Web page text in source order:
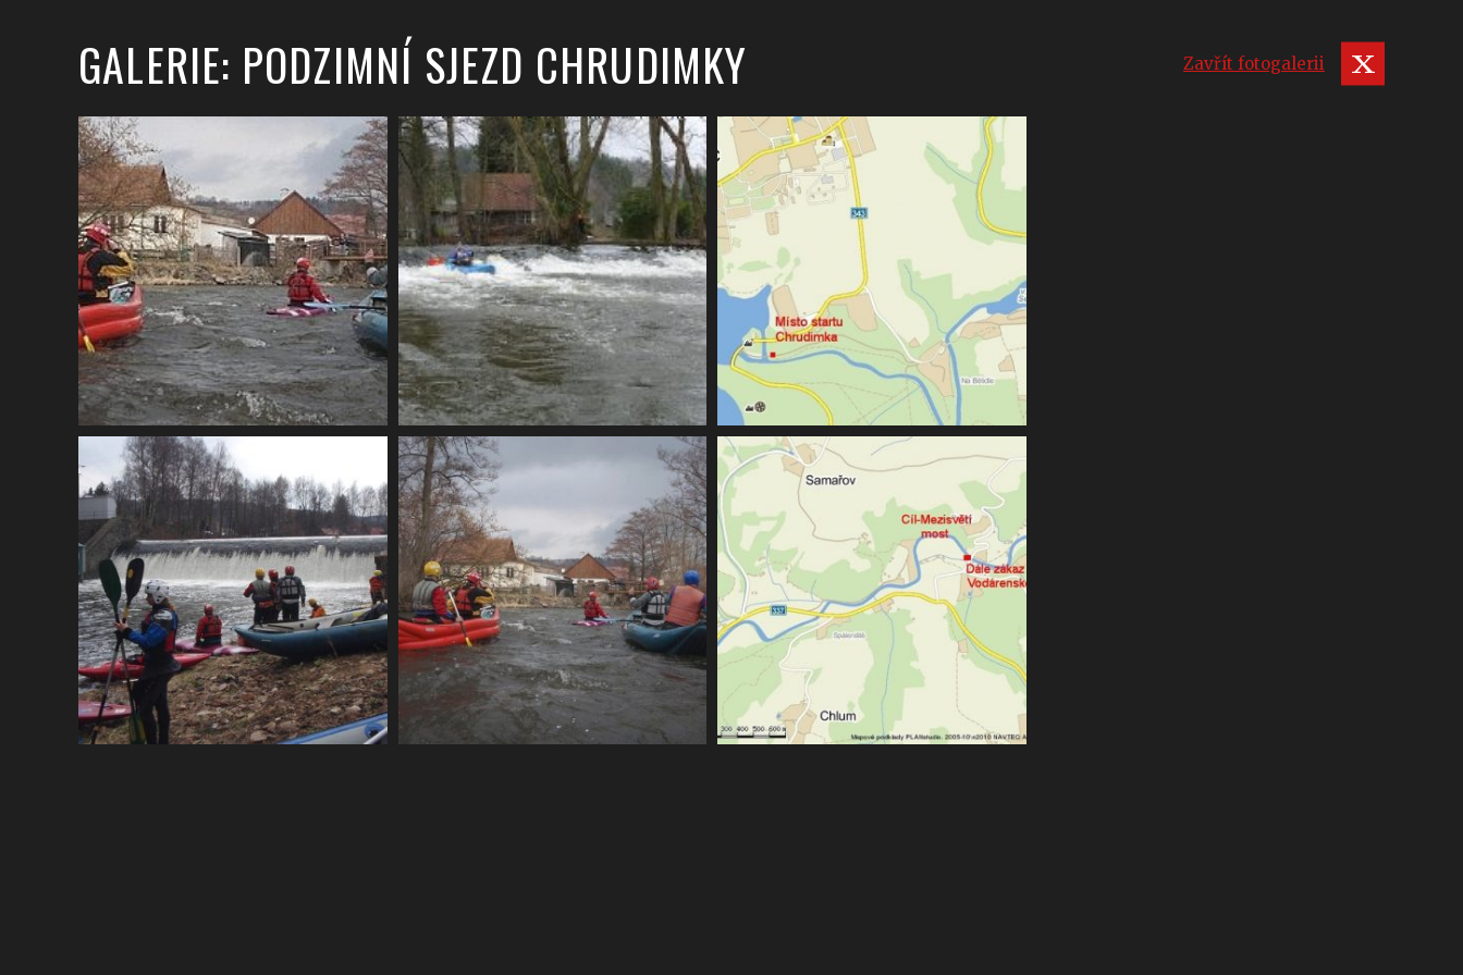
GALERIE: PODZIMNÍ SJEZD CHRUDIMKY Zavřít fotogalerii